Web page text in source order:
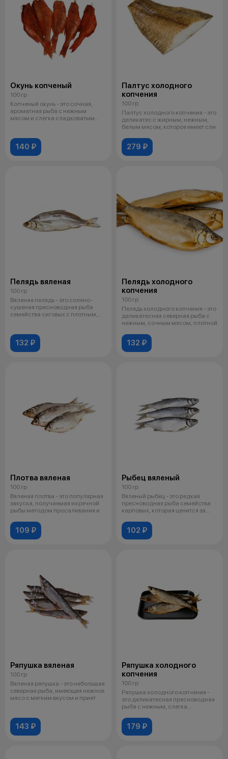
Окунь копченый
100 гр
Копченый окунь - это сочная,
ароматная рыба с нежным
мясом и слегка сладковатым
140 ₽
Палтус холодного
копчения
100 гр
Палтус холодного копчения - это
деликатес с жирным, нежным,
белым мясом, которое имеет сли
279 ₽
Пелядь вяленая
100 гр
Вяленая пелядь - это солено-
сушеная пресноводная рыба
семейства сиговых с плотным,
132 ₽
Пелядь холодного
копчения
100 гр
Пелядь холодного копчения - это
деликатесная северная рыба с
нежным, сочным мясом, плотной
132 ₽
Плотва вяленая
100 гр
Вяленая плотва - это популярная
закуска, получаемая из речной
рыбы методом просаливания и
109 ₽
Рыбец вяленый
100 гр
Вяленый рыбец - это редкая
пресноводная рыба семейства
карповых, которая ценится за
102 ₽
Ряпушка вяленая
100 гр
Вяленая ряпушка - это небольшая
северная рыба, имеющая нежное
мясо с мягким вкусом и прият
143 ₽
Ряпушка холодного
копчения
100 гр
Ряпушка холодного копчения -
это деликатесная пресноводная
рыба с нежным, слегка
179 ₽